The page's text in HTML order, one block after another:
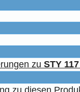
zu STY 117
zu diesen